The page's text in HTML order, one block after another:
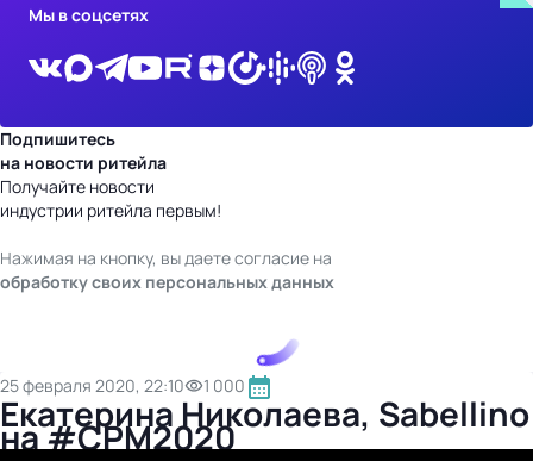
Мы в соцсетях
Подпишитесь
на новости ритейла
Получайте новости
индустрии ритейла первым!
Нажимая на кнопку, вы даете согласие на
обработку своих персональных данных
25 февраля 2020, 22:10 1 000
Екатерина Николаева, Sabellino
на #CPM2020